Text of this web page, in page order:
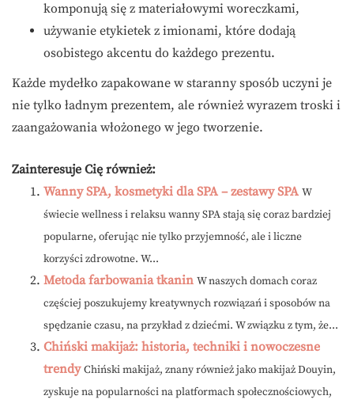
komponują się z materiałowymi woreczkami,
używanie etykietek z imionami, które dodają
osobistego akcentu do każdego prezentu.
Każde mydełko zapakowane w staranny sposób uczyni je
nie tylko ładnym prezentem, ale również wyrazem troski i
zaangażowania włożonego w jego tworzenie.
Zainteresuje Cię również:
Wanny SPA, kosmetyki dla SPA – zestawy SPA W
świecie wellness i relaksu wanny SPA stają się coraz bardziej
popularne, oferując nie tylko przyjemność, ale i liczne
korzyści zdrowotne. W...
Metoda farbowania tkanin W naszych domach coraz
częściej poszukujemy kreatywnych rozwiązań i sposobów na
spędzanie czasu, na przykład z dziećmi. W związku z tym, że...
Chiński makijaż: historia, techniki i nowoczesne
trendy Chiński makijaż, znany również jako makijaż Douyin,
zyskuje na popularności na platformach społecznościowych,